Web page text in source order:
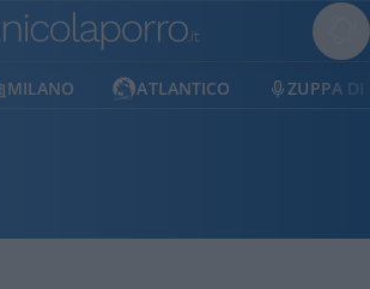
ATLANTICO ZUPPA DI PORRO